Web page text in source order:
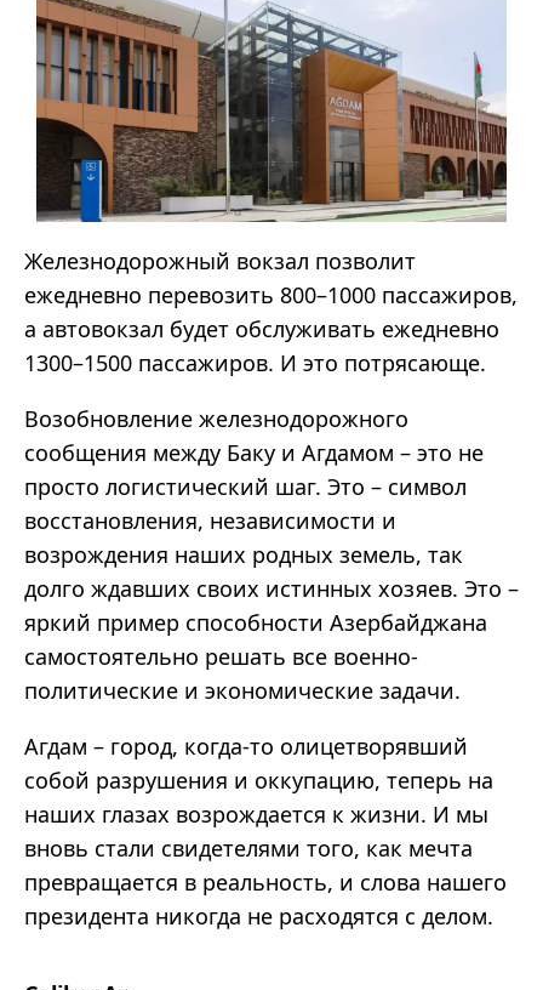
Железнодорожный вокзал позволит
ежедневно перевозить 800–1000 пассажиров,
а автовокзал будет обслуживать ежедневно
1300–1500 пассажиров. И это потрясающе.
Возобновление железнодорожного
сообщения между Баку и Агдамом – это не
просто логистический шаг. Это – символ
восстановления, независимости и
возрождения наших родных земель, так
долго ждавших своих истинных хозяев. Это –
яркий пример способности Азербайджана
самостоятельно решать все военно-
политические и экономические задачи.
Агдам – город, когда-то олицетворявший
собой разрушения и оккупацию, теперь на
наших глазах возрождается к жизни. И мы
вновь стали свидетелями того, как мечта
превращается в реальность, и слова нашего
президента никогда не расходятся с делом.